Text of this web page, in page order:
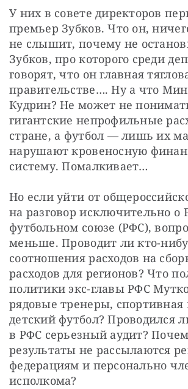
У них в совете директоров
премьер Зубков. Что он,
не слышит, почему не
Зубков, про которого среди
говорят, что он главная
правительстве…. Ну а что
Кудрин? Не может не
гигантские непрофильные
стране, а футбол — лишь их
нарушают кровеносную
систему. Помалкивает…
Но если уйти от
на разговор исключительно о
футбольном союзе (РФС),
меньше. Проводит ли кто-
соотношения расходов на
расходов для регионов? Что
политики экс-главы РФС
рядовые тренеры, спортивная
детский футбол? Проводился
в РФС серьезный аудит?
результаты не рассылаются
федерациям и персонально
исполкома?